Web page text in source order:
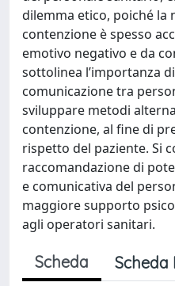
dilemma etico, poiché la
contenzione è spesso
emotivo negativo e da
sottolinea l’importanza
comunicazione tra
sviluppare metodi
contenzione, al fine di
rispetto del paziente. Si
raccomandazione di
e comunicativa del
maggiore supporto
agli operatori sanitari.
Scheda Scheda